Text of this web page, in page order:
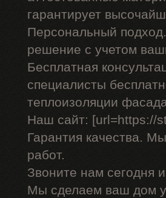
гарантирует
Персональный
решение с учетом
Бесплатная
специалисты
теплоизоляции
Наш сайт: [url=https://
Гарантия качества.
работ.
Звоните нам сегодня
Мы сделаем ваш дом